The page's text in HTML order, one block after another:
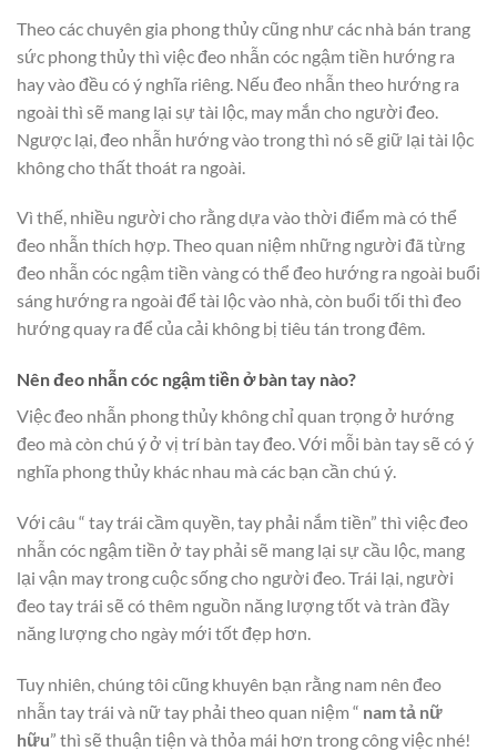
Theo các chuyên gia phong thủy cũng như các nhà bán trang
sức phong thủy thì việc đeo nhẫn cóc ngậm tiền hướng ra
hay vào đều có ý nghĩa riêng. Nếu đeo nhẫn theo hướng ra
ngoài thì sẽ mang lại sự tài lộc, may mắn cho người đeo.
Ngược lại, đeo nhẫn hướng vào trong thì nó sẽ giữ lại tài lộc
không cho thất thoát ra ngoài.
Vì thế, nhiều người cho rằng dựa vào thời điểm mà có thể
đeo nhẫn thích hợp. Theo quan niệm những người đã từng
đeo nhẫn cóc ngậm tiền vàng có thể đeo hướng ra ngoài buổi
sáng hướng ra ngoài để tài lộc vào nhà, còn buổi tối thì đeo
hướng quay ra để của cải không bị tiêu tán trong đêm.
Nên đeo nhẫn cóc ngậm tiền ở bàn tay nào?
Việc đeo nhẫn phong thủy không chỉ quan trọng ở hướng
đeo mà còn chú ý ở vị trí bàn tay đeo. Với mỗi bàn tay sẽ có ý
nghĩa phong thủy khác nhau mà các bạn cần chú ý.
Với câu “ tay trái cầm quyền, tay phải nắm tiền” thì việc đeo
nhẫn cóc ngậm tiền ở tay phải sẽ mang lại sự cầu lộc, mang
lại vận may trong cuộc sống cho người đeo. Trái lại, người
đeo tay trái sẽ có thêm nguồn năng lượng tốt và tràn đầy
năng lượng cho ngày mới tốt đẹp hơn.
Tuy nhiên, chúng tôi cũng khuyên bạn rằng nam nên đeo
nhẫn tay trái và nữ tay phải theo quan niệm “ nam tả nữ
hữu” thì sẽ thuận tiện và thỏa mái hơn trong công việc nhé!